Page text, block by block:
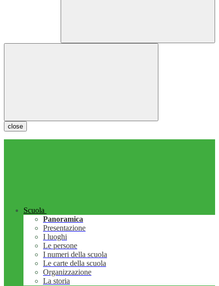
close
Scuola
Panoramica
Presentazione
I luoghi
Le persone
I numeri della scuola
Le carte della scuola
Organizzazione
La storia